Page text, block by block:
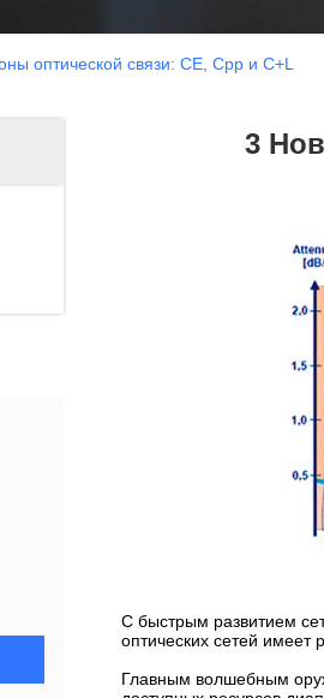
оптической связи: CE, Cpp и C+L
3
С быстрым развитием
оптических сетей имеет
Главным волшебным